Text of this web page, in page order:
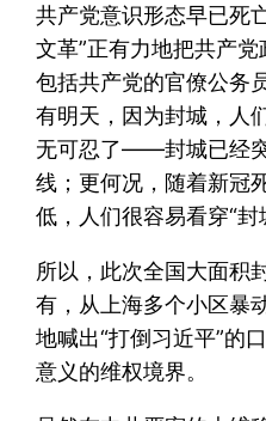
共产党意识形态早已死
文革”正有力地把共产
包括共产党的官僚公务
有明天，因为封城，人
无可忍了——封城已经
线；更何况，随着新冠
低，人们很容易看穿“封
所以，此次全国大面积
有，从上海多个小区暴
地喊出“打倒习近平”的
意义的维权境界。